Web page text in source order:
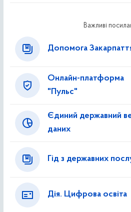
Важливі
Допомога
Онлайн-платформа
"Пульс"
Єдиний державний
даних
Гід з державних
Дія. Цифрова освіта